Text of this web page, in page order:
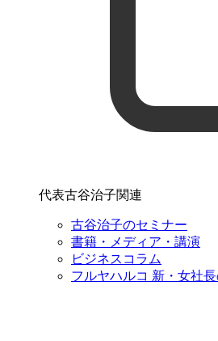
代表古谷治子関連
古谷治子のセミナー
書籍・メディア・講演
ビジネスコラム
フルヤハルコ 新・女社